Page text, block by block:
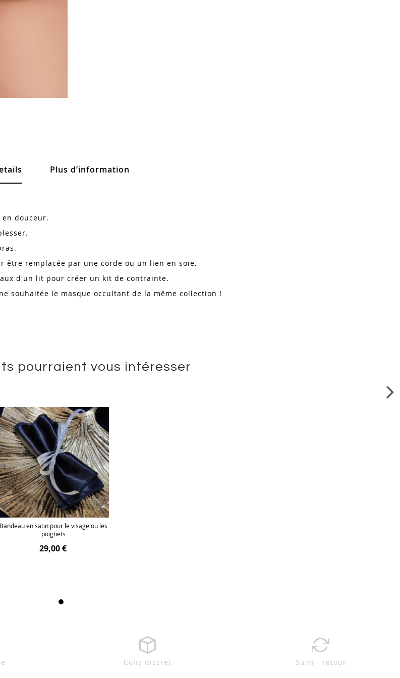
douceur.
être remplacée par une corde ou un lien en soie.
d'un lit pour créer un kit de contrainte.
souhaitée le masque occultant de la même collection !
Plus d’information
pourraient vous intéresser
Bandeau en satin pour le visage ou les
poignets
29,00 €
Colis discret Suivi - retour